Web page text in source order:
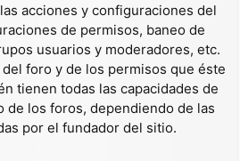
acciones y configuraciones del
de permisos, baneo de
usuarios y moderadores, etc.
foro y de los permisos que éste
tienen todas las capacidades de
de los foros, dependiendo de las
por el fundador del sitio.